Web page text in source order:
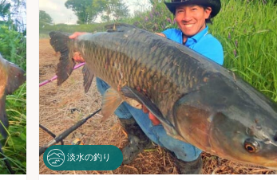
淡水の釣り